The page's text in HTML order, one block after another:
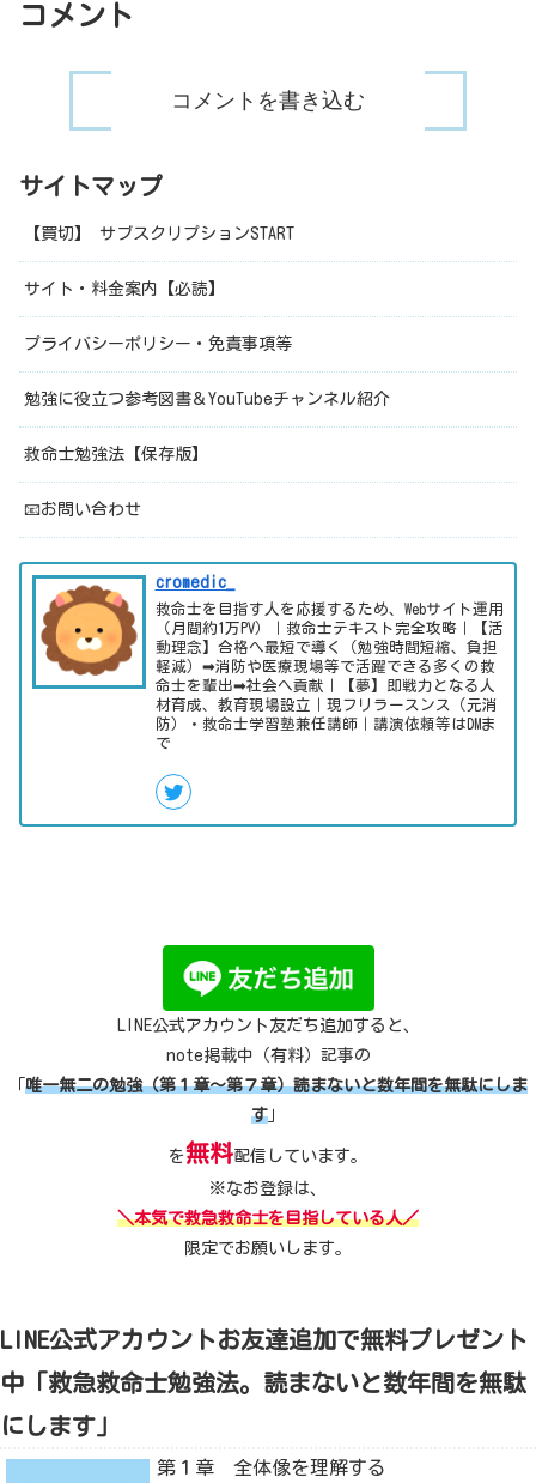
コメント
コメントを書き込む
サイトマップ
【買切】 サブスクリプションSTART
サイト・料金案内【必読】
プライバシーポリシー・免責事項等
勉強に役立つ参考図書＆YouTubeチャンネル紹介
救命士勉強法【保存版】
📧お問い合わせ
cromedic_
救命士を目指す人を応援するため、Webサイト運用
（月間約1万PV）｜救命士テキスト完全攻略｜【活
動理念】合格へ最短で導く（勉強時間短縮、負担
軽減）➡消防や医療現場等で活躍できる多くの救
命士を輩出➡社会へ貢献｜【夢】即戦力となる人
材育成、教育現場設立｜現フリラースンス（元消
防）・救命士学習塾兼任講師｜講演依頼等はDMま
で
LINE公式アカウント友だち追加すると、
note掲載中（有料）記事の
唯一無二の勉強（第１章～第７章）読まないと数年間を無駄にしま
す
を無料配信しています。
※なお登録は、
＼本気で救急救命士を目指している人／
限定でお願いします。
LINE公式アカウントお友達追加で無料プレゼント
中「救急救命士勉強法。読まないと数年間を無駄
にします」
第１章 全体像を理解する